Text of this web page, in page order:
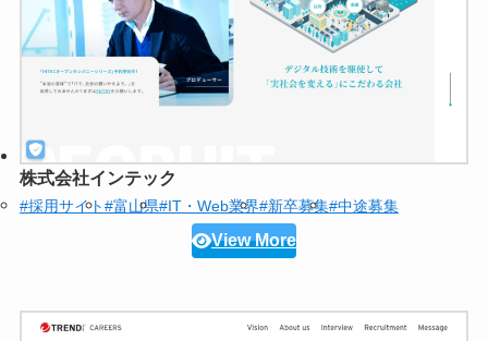
株式会社インテック
#採用サイト#富山県#IT・Web業界#新卒募集#中途募集
View More